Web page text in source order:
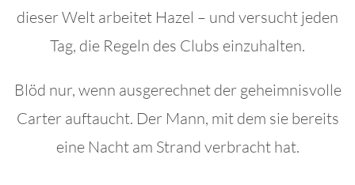
dieser Welt arbeitet Hazel – und versucht jeden
Tag, die Regeln des Clubs einzuhalten.
Blöd nur, wenn ausgerechnet der geheimnisvolle
Carter auftaucht. Der Mann, mit dem sie bereits
eine Nacht am Strand verbracht hat.